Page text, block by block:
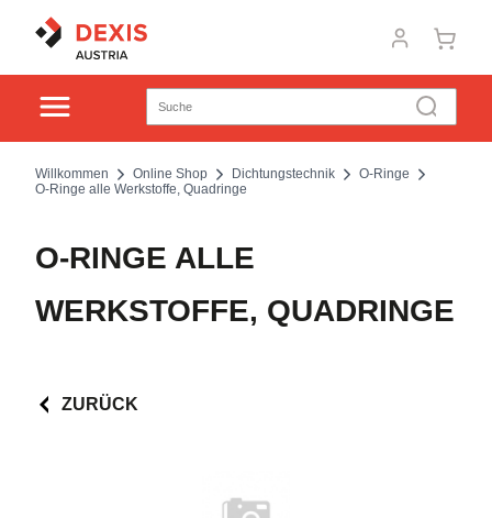
Willkommen Online Shop Dichtungstechnik
O-Ringe
O-Ringe alle Werkstoffe, Quadringe
O-RINGE ALLE
WERKSTOFFE, QUADRINGE
ZURÜCK